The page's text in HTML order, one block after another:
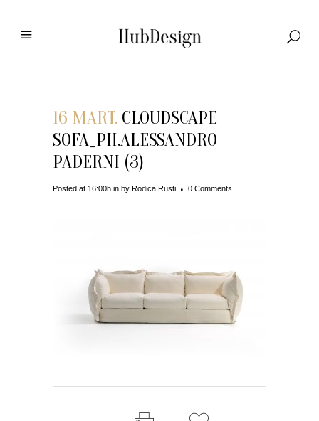
16 MART. CLOUDSCAPE
SOFA_PH.ALESSANDRO
PADERNI (3)
Posted at 16:00h in by Rodica Rusti 0 Comments